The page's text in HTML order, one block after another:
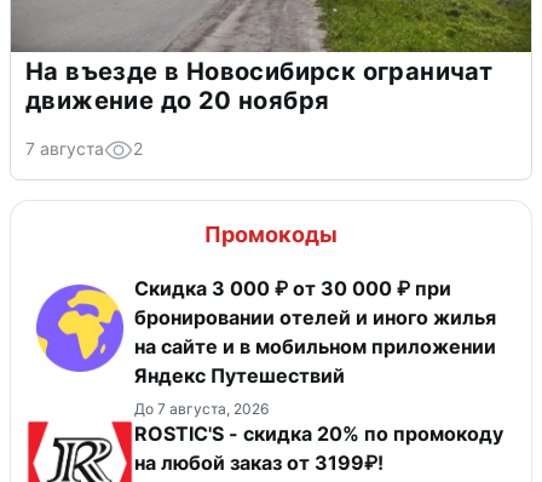
На въезде в Новосибирск ограничат
движение до 20 ноября
7 августа 2
Промокоды
Скидка 3 000 ₽ от 30 000 ₽ при
бронировании отелей и иного жилья
на сайте и в мобильном приложении
Яндекс Путешествий
До 7 августа, 2026
ROSTIC'S - скидка 20% по промокоду
на любой заказ от 3199₽!